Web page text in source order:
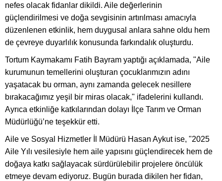
nefes olacak fidanlar dikildi. Aile değerlerinin
güçlendirilmesi ve doğa sevgisinin artırılması amacıyla
düzenlenen etkinlik, hem duygusal anlara sahne oldu hem
de çevreye duyarlılık konusunda farkındalık oluşturdu.
Tortum Kaymakamı Fatih Bayram yaptığı açıklamada, "Aile
kurumunun temellerini oluşturan çocuklarımızın adını
yaşatacak bu orman, aynı zamanda gelecek nesillere
bırakacağımız yeşil bir miras olacak," ifadelerini kullandı.
Ayrıca etkinliğe katkılarından dolayı İlçe Tarım ve Orman
Müdürlüğü’ne teşekkür etti.
Aile ve Sosyal Hizmetler İl Müdürü Hasan Aykut ise, "2025
Aile Yılı vesilesiyle hem aile yapısını güçlendirecek hem de
doğaya katkı sağlayacak sürdürülebilir projelere öncülük
etmeye devam ediyoruz. Bugün burada dikilen her fidan,